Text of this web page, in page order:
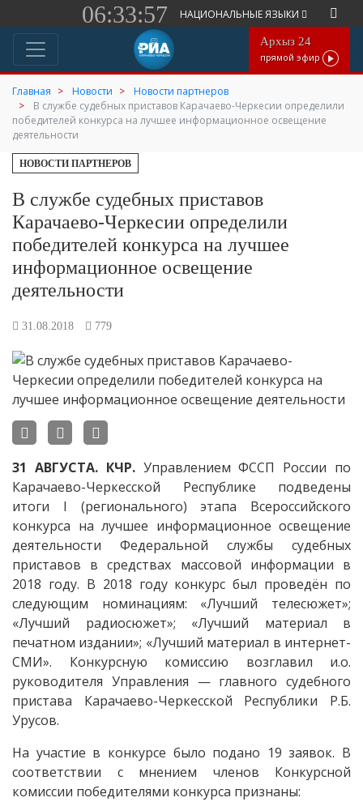
06:33:57 НАЦИОНАЛЬНЫЕ ЯЗЫКИ
Архыз 24
прямой эфир
Главная Новости
Новости партнеров
В службе судебных приставов Карачаево-Черкесии определили
победителей конкурса на лучшее информационное освещение
деятельности
НОВОСТИ ПАРТНЕРОВ
В службе судебных приставов
Карачаево-Черкесии определили
победителей конкурса на лучшее
информационное освещение
деятельности
31.08.2018 779
31 АВГУСТА. КЧР. Управлением ФССП России по
Карачаево-Черкесской Республике подведены
итоги I (регионального) этапа Всероссийского
конкурса на лучшее информационное освещение
деятельности Федеральной службы судебных
приставов в средствах массовой информации в
2018 году. В 2018 году конкурс был проведён по
следующим номинациям: «Лучший телесюжет»;
«Лучший радиосюжет»; «Лучший материал в
печатном издании»; «Лучший материал в интернет-
СМИ». Конкурсную комиссию возглавил и.о.
руководителя Управления — главного судебного
пристава Карачаево-Черкесской Республики Р.Б.
Урусов.
На участие в конкурсе было подано 19 заявок. В
соответствии с мнением членов Конкурсной
комиссии победителями конкурса признаны: